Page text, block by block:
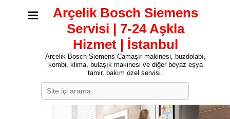
Arçelik Bosch Siemens
Servisi | 7-24 Aşkla
Hizmet | İstanbul
Arçelik Bosch Siemens Çamaşır makinesi, buzdolabı,
kombi, klima, bulaşık makinesi ve diğer beyaz eşya
tamir, bakım özel servisi.